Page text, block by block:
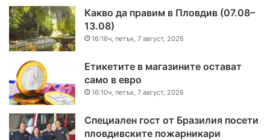
Какво да правим в Пловдив (07.08–
13.08)
16:16ч, петък, 7 август, 2026
Етикетите в магазините остават
само в евро
16:10ч, петък, 7 август, 2026
Специален гост от Бразилия посети
пловдивските пожарникари